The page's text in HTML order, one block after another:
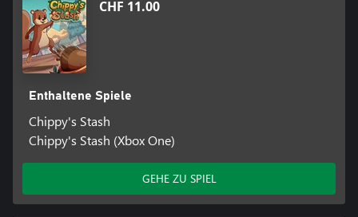
CHF 11.00
Enthaltene Spiele
Chippy's Stash
Chippy's Stash (Xbox One)
GEHE ZU SPIEL